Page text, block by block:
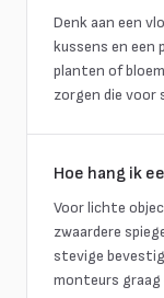
Denk aan een
kussens en een
planten of
zorgen die voor
Hoe hang ik
Voor lichte
zwaardere
stevige
monteurs